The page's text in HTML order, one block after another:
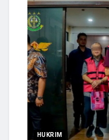
HUKRIM